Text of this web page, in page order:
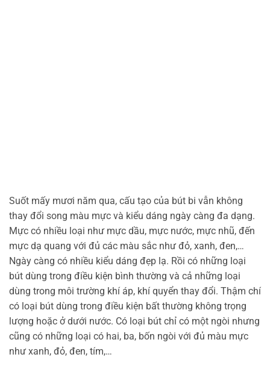
Suốt mấy mươi năm qua, cấu tạo của bút bi vẫn không
thay đổi song màu mực và kiểu dáng ngày càng đa dạng.
Mực có nhiều loại như mực dầu, mực nước, mực nhũ, đến
mực dạ quang với đủ các màu sắc như đỏ, xanh, đen,…
Ngày càng có nhiều kiểu dáng đẹp lạ. Rồi có những loại
bút dùng trong điều kiện bình thường và cả những loại
dùng trong môi trường khí áp, khí quyển thay đổi. Thậm chí
có loại bút dùng trong điều kiện bất thường không trọng
lượng hoặc ở dưới nước. Có loại bút chỉ có một ngòi nhưng
cũng có những loại có hai, ba, bốn ngòi với đủ màu mực
như xanh, đỏ, đen, tím,…